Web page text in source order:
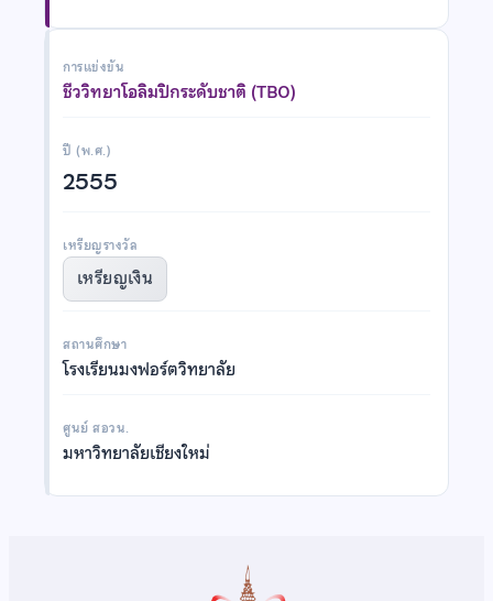
การแข่งขัน
ชีววิทยาโอลิมปิกระดับชาติ (TBO)
ปี (พ.ศ.)
2555
เหรียญรางวัล
เหรียญเงิน
สถานศึกษา
โรงเรียนมงฟอร์ตวิทยาลัย
ศูนย์ สอวน.
มหาวิทยาลัยเชียงใหม่